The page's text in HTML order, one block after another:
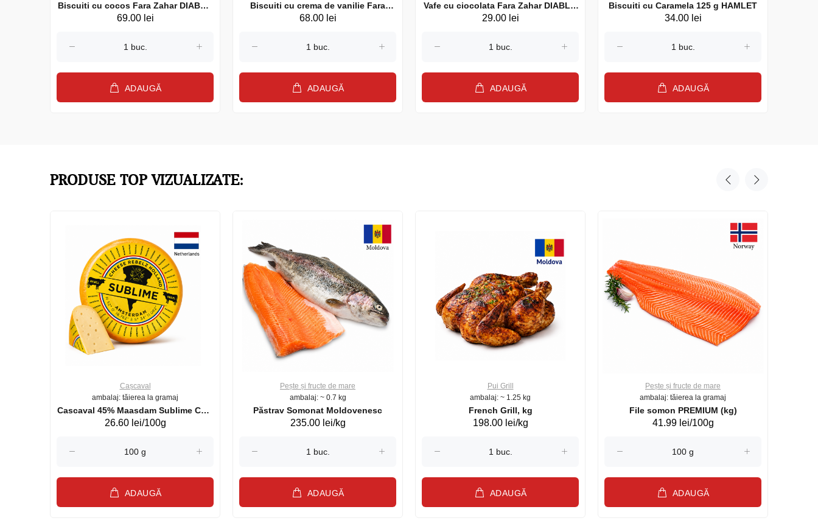
Biscuiti cu cocos Fara Zahar DIABLO
150g
69.00 lei
ADAUGĂ
Biscuiti cu crema de vanilie Fara
Zahar DIABLO 176g
68.00 lei
ADAUGĂ
Vafe cu ciocolata Fara Zahar DIABLO
30g
29.00 lei
ADAUGĂ
Biscuiti cu Caramela 125 g HAMLET
34.00 lei
ADAUGĂ
PRODUSE TOP VIZUALIZATE:
Cașcaval
ambalaj: tăierea la gramaj
Cascaval 45% Maasdam Sublime Cow
(075002)
26.60 lei/100g
ADAUGĂ
Pește și fructe de mare
ambalaj: ~ 0.7 kg
Păstrav Somonat Moldovenesc
235.00 lei/kg
ADAUGĂ
Pui Grill
ambalaj: ~ 1.25 kg
French Grill, kg
198.00 lei/kg
ADAUGĂ
Pește și fructe de mare
ambalaj: tăierea la gramaj
File somon PREMIUM (kg)
41.99 lei/100g
ADAUGĂ